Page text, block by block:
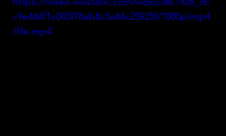
c9e464f1c045f78eb8c5a44c25925f/1080p/mp4
/file.mp4